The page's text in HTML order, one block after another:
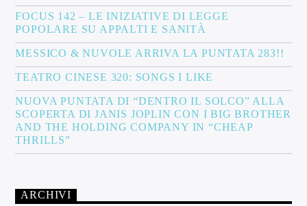
FOCUS 142 – LE INIZIATIVE DI LEGGE
POPOLARE SU APPALTI E SANITÀ
MESSICO & NUVOLE ARRIVA LA PUNTATA 283!!
TEATRO CINESE 320: SONGS I LIKE
NUOVA PUNTATA DI “DENTRO IL SOLCO” ALLA
SCOPERTA DI JANIS JOPLIN CON I BIG BROTHER
AND THE HOLDING COMPANY IN “CHEAP
THRILLS”
ARCHIVI